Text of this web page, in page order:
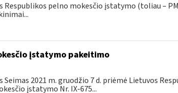
pelno mokesčio įstatymo (toliau –
įstatymo pakeitimo
2021 m. gruodžio 7 d. priėmė Lietuvos
įstatymo Nr. IX-675...